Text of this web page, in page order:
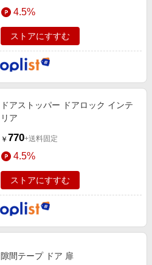
4.5%
ストアにすすむ
ドアストッパー ドアロック インテ
リア
￥ 770+送料固定
4.5%
ストアにすすむ
隙間テープ ドア 扉